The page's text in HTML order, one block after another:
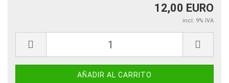
12,00 EURO
incl. 9% IVA